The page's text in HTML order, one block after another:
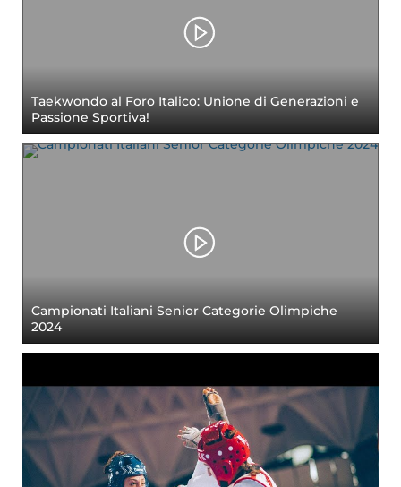
Taekwondo al Foro Italico: Unione di Generazioni e
Passione Sportiva!
Campionati Italiani Senior Categorie Olimpiche
2024